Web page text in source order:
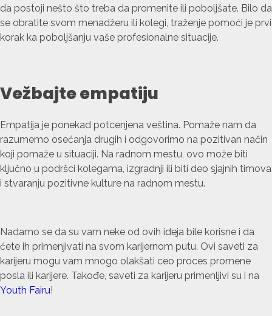
da postoji nešto što treba da promenite ili poboljšate. Bilo da
se obratite svom menadžeru ili kolegi, traženje pomoći je prvi
korak ka poboljšanju vaše profesionalne situacije.
Vežbajte empatiju
Empatija je ponekad potcenjena veština. Pomaže nam da
razumemo osećanja drugih i odgovorimo na pozitivan način
koji pomaže u situaciji. Na radnom mestu, ovo može biti
ključno u podršci kolegama, izgradnji ili biti deo sjajnih timova
i stvaranju pozitivne kulture na radnom mestu.
Nadamo se da su vam neke od ovih ideja bile korisne i da
ćete ih primenjivati na svom karijernom putu. Ovi saveti za
karijeru mogu vam mnogo olakšati ceo proces promene
posla ili karijere. Takođe, saveti za karijeru primenljivi su i na
Youth Fairu!